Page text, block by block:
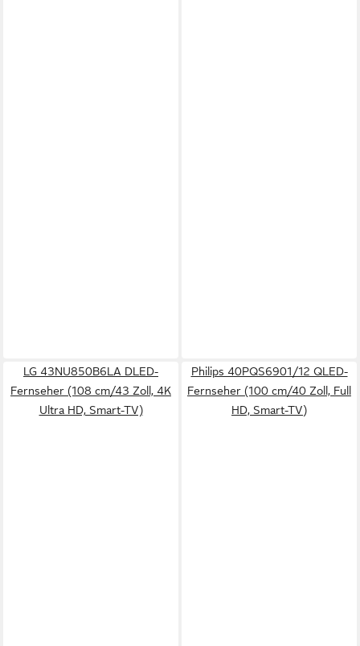
LG 43NU850B6LA DLED-
Fernseher (108 cm/43 Zoll, 4K
Ultra HD, Smart-TV)
Philips 40PQS6901/12 QLED-
Fernseher (100 cm/40 Zoll, Full
HD, Smart-TV)